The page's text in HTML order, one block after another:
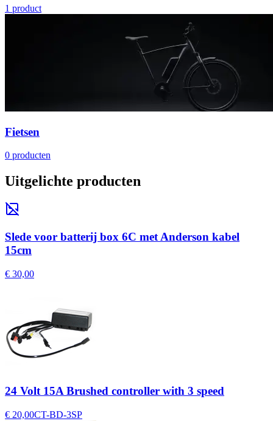
1 product
Fietsen
0 producten
Uitgelichte producten
Slede voor batterij box 6C met Anderson kabel
15cm
€ 30,00
24 Volt 15A Brushed controller with 3 speed
€ 20,00CT-BD-3SP